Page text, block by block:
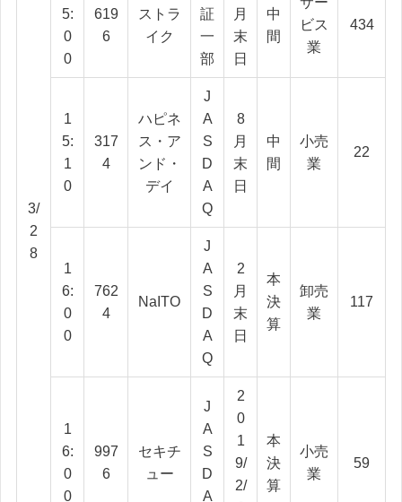
3/
2
8
5:
0
0
619
6
ストラ
イク
証
一
部
月
末
日
中
間
ビス
業
434
1
5:
1
0
317
4
ハピネ
ス・ア
ンド・
デイ
J
A
S
D
A
Q
8
月
末
日
中
間
小売
業
22
1
6:
0
0
762
4
NaITO
J
A
S
D
A
Q
2
月
末
日
本
決
算
卸売
業
117
1
6:
0
0
997
6
セキチ
ュー
J
A
S
D
A
2
0
1
9/
2/
本
決
算
小売
業
59